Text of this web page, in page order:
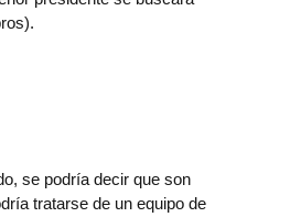
se podría decir que son
tratarse de un equipo de